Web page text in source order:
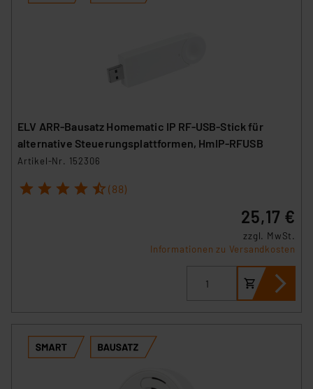
ELV ARR-Bausatz Homematic IP RF-USB-Stick für
alternative Steuerungsplattformen, HmIP-RFUSB
Artikel-Nr. 152306
1 2 3 4 5 (88)
25,17 €
zzgl. MwSt.
Informationen zu Versandkosten